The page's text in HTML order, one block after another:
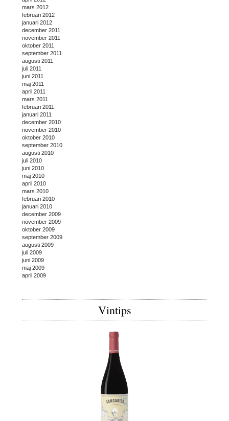
mars 2012
februari 2012
januari 2012
december 2011
november 2011
oktober 2011
september 2011
augusti 2011
juli 2011
juni 2011
maj 2011
april 2011
mars 2011
februari 2011
januari 2011
december 2010
november 2010
oktober 2010
september 2010
augusti 2010
juli 2010
juni 2010
maj 2010
april 2010
mars 2010
februari 2010
januari 2010
december 2009
november 2009
oktober 2009
september 2009
augusti 2009
juli 2009
juni 2009
maj 2009
april 2009
Vintips